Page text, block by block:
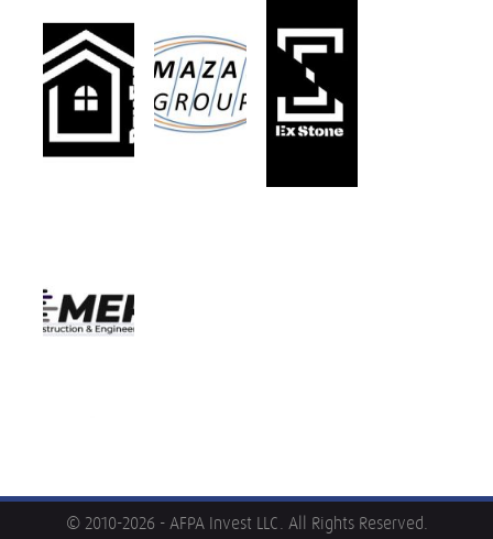
© 2010-2026 - AFPA Invest LLC. All Rights Reserved.